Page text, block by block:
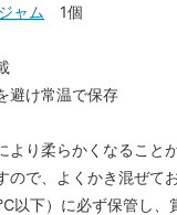
ャム 1個
避け常温で保存
より柔らかくなること
ので、よくかき混ぜて
以下）に必ず保管し